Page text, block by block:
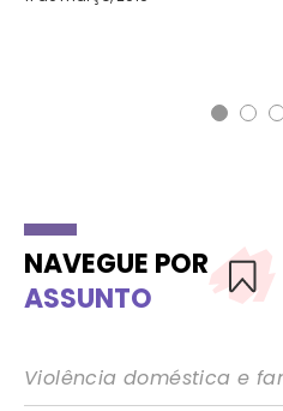
NAVEGUE POR
ASSUNTO
Violência doméstica e